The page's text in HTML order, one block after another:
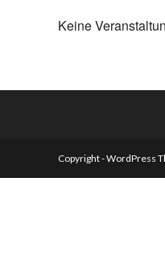
Keine
Copyright - WordPress